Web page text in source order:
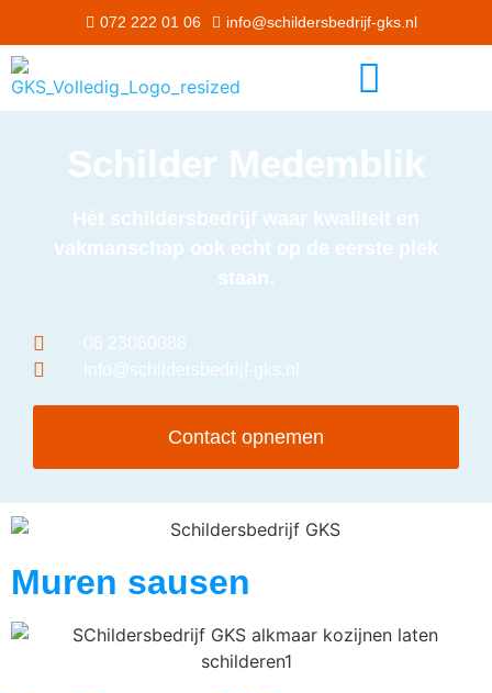
072 222 01 06 info@schildersbedrijf-gks.nl
Schilder Medemblik
Hét schildersbedrijf waar kwaliteit en
vakmanschap ook echt op de eerste plek
staan.
06 23060088
info@schildersbedrijf-gks.nl
Contact opnemen
Muren sausen